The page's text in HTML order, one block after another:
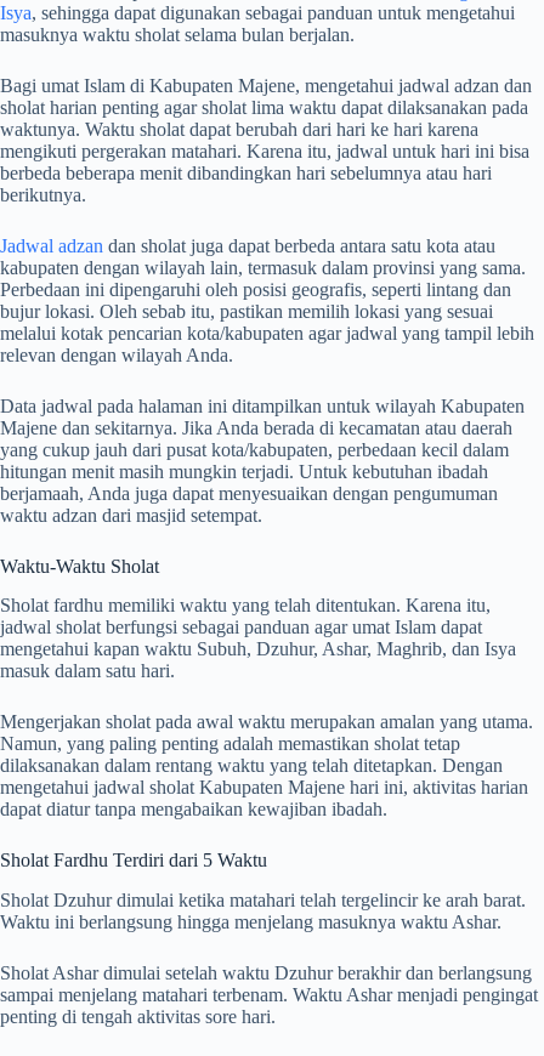
Isya, sehingga dapat digunakan sebagai panduan untuk mengetahui
masuknya waktu sholat selama bulan berjalan.
Bagi umat Islam di Kabupaten Majene, mengetahui jadwal adzan dan
sholat harian penting agar sholat lima waktu dapat dilaksanakan pada
waktunya. Waktu sholat dapat berubah dari hari ke hari karena
mengikuti pergerakan matahari. Karena itu, jadwal untuk hari ini bisa
berbeda beberapa menit dibandingkan hari sebelumnya atau hari
berikutnya.
Jadwal adzan dan sholat juga dapat berbeda antara satu kota atau
kabupaten dengan wilayah lain, termasuk dalam provinsi yang sama.
Perbedaan ini dipengaruhi oleh posisi geografis, seperti lintang dan
bujur lokasi. Oleh sebab itu, pastikan memilih lokasi yang sesuai
melalui kotak pencarian kota/kabupaten agar jadwal yang tampil lebih
relevan dengan wilayah Anda.
Data jadwal pada halaman ini ditampilkan untuk wilayah Kabupaten
Majene dan sekitarnya. Jika Anda berada di kecamatan atau daerah
yang cukup jauh dari pusat kota/kabupaten, perbedaan kecil dalam
hitungan menit masih mungkin terjadi. Untuk kebutuhan ibadah
berjamaah, Anda juga dapat menyesuaikan dengan pengumuman
waktu adzan dari masjid setempat.
Waktu-Waktu Sholat
Sholat fardhu memiliki waktu yang telah ditentukan. Karena itu,
jadwal sholat berfungsi sebagai panduan agar umat Islam dapat
mengetahui kapan waktu Subuh, Dzuhur, Ashar, Maghrib, dan Isya
masuk dalam satu hari.
Mengerjakan sholat pada awal waktu merupakan amalan yang utama.
Namun, yang paling penting adalah memastikan sholat tetap
dilaksanakan dalam rentang waktu yang telah ditetapkan. Dengan
mengetahui jadwal sholat Kabupaten Majene hari ini, aktivitas harian
dapat diatur tanpa mengabaikan kewajiban ibadah.
Sholat Fardhu Terdiri dari 5 Waktu
Sholat Dzuhur dimulai ketika matahari telah tergelincir ke arah barat.
Waktu ini berlangsung hingga menjelang masuknya waktu Ashar.
Sholat Ashar dimulai setelah waktu Dzuhur berakhir dan berlangsung
sampai menjelang matahari terbenam. Waktu Ashar menjadi pengingat
penting di tengah aktivitas sore hari.